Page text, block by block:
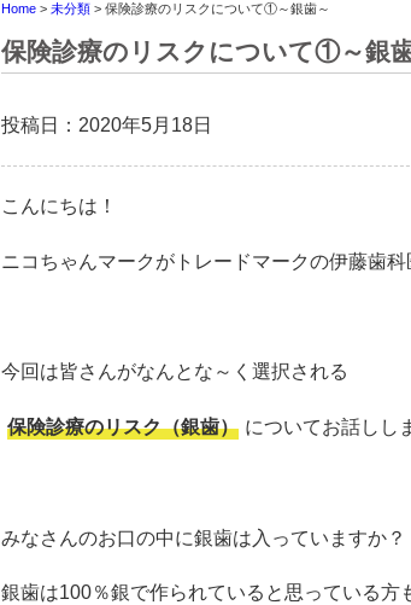
Home > 未分類 > 保険診療のリスクについて①～銀歯～
保険診療のリスクについて①～銀
投稿日：2020年5月18日
こんにちは！
ニコちゃんマークがトレードマークの伊藤歯
今回は皆さんがなんとな～く選択される
保険診療のリスク（銀歯） についてお話しし
みなさんのお口の中に銀歯は入っていますか？
銀歯は100％銀で作られていると思っている方